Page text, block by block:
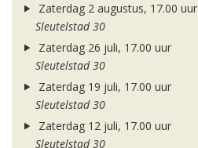
Zaterdag 2 augustus, 17.00 uur
Sleutelstad 30
Zaterdag 26 juli, 17.00 uur
Sleutelstad 30
Zaterdag 19 juli, 17.00 uur
Sleutelstad 30
Zaterdag 12 juli, 17.00 uur
Sleutelstad 30